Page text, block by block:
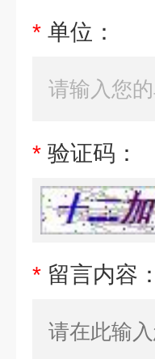
* 单位：
* 验证码：
* 留言内容：